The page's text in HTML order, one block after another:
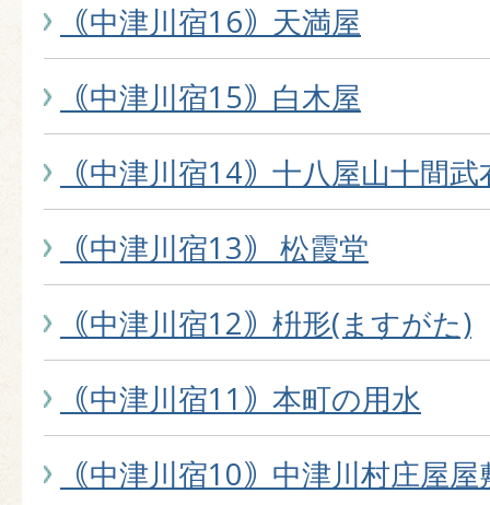
｟中津川宿16｠天満屋
｟中津川宿15｠白木屋
｟中津川宿14｠十八屋山十間
｟中津川宿13｠ 松霞堂
｟中津川宿12｠枡形(ますがた)
｟中津川宿11｠本町の用水
｟中津川宿10｠中津川村庄屋屋